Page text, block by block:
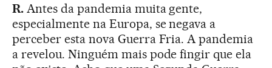
R. Antes da pandemia muita gente,
especialmente na Europa, se negava a
perceber esta nova Guerra Fria. A pandemia
a revelou. Ninguém mais pode fingir que ela